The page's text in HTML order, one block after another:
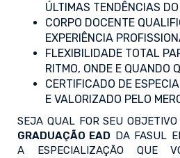
ÚLTIMAS TENDÊNCIAS
CORPO DOCENTE
EXPERIÊNCIA
FLEXIBILIDADE TOTAL
RITMO, ONDE E QUANDO
CERTIFICADO DE
E VALORIZADO PELO
SEJA QUAL FOR SEU
GRADUAÇÃO EAD DA FASUL
A ESPECIALIZAÇÃO QUE